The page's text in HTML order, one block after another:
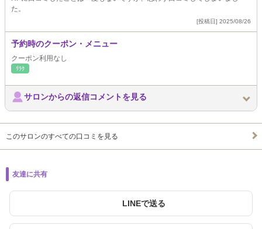
た。
[投稿日] 2025/08/26
予約時のクーポン・メニュー
クーポン利用なし
ﾘﾗｸ
サロンからの返信コメントを見る
このサロンのすべての口コミを見る
友達に共有
LINEで送る